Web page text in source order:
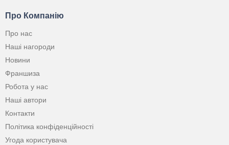
Про Компанію
Про нас
Наші нагороди
Новини
Франшиза
Робота у нас
Наші автори
Контакти
Політика конфіденційності
Угода користувача